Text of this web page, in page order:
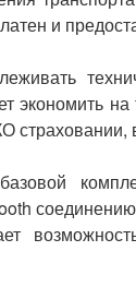
и
экономить
страховании,